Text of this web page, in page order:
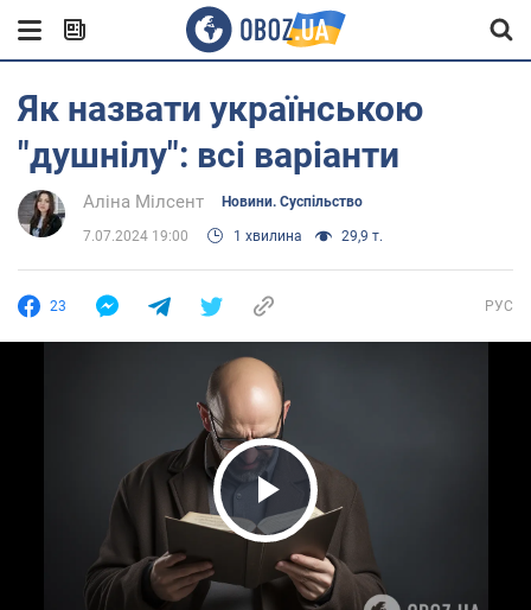
Як назвати українською
"душнілу": всі варіанти
Аліна Мілсент Новини. Суспільство
7.07.2024 19:00 1 хвилина 29,9 т.
23 РУС
Play Video